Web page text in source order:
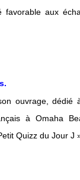
favorable aux
ouvrage,
à Omaha
Quizz du Jour J